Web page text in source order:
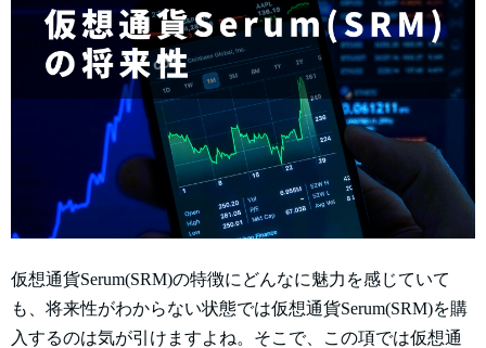
仮想通貨Serum(SRM)の特徴にどんなに魅力を感じていて
も、将来性がわからない状態では仮想通貨Serum(SRM)を購
入するのは気が引けますよね。そこで、この項では仮想通